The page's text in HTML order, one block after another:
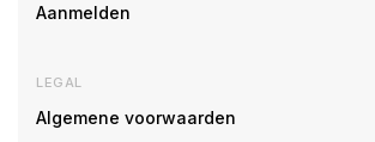
Aanmelden
LEGAL
Algemene voorwaarden